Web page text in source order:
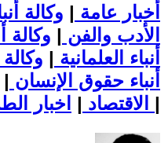
أخبار عامة | وكالة
الأدب والفن | وكالة
أنباء العلمانية |
أنباء حقوق الإنسان |
الاقتصاد | |